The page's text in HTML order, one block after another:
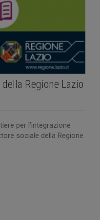
della Regione Lazio
per l’integrazione
sociale della Regione